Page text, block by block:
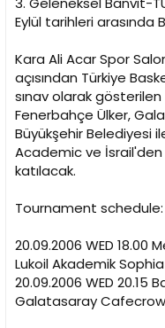
n
h
Eylül tarihleri arasında
Kara Ali Acar Spor
açısından Türkiye
sınav olarak
Fenerbahçe Ülker,
Büyükşehir Belediyesi
Academic ve İsrail'den
katılacak.
Tournament schedule:
20.09.2006 WED 18.00
Lukoil Akademik Sophia
20.09.2006 WED 20.15
Galatasaray